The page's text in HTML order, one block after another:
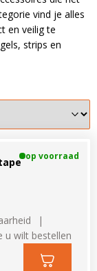
vind je alles
en veilig te
strips en
op voorraad
u wilt bestellen